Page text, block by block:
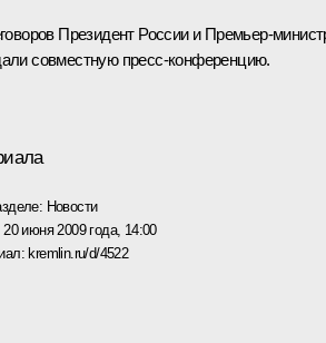
Президент России и Премьер-
совместную пресс-конференцию.
Новости
20 июня 2009 года, 14:00
kremlin.ru/d/4522